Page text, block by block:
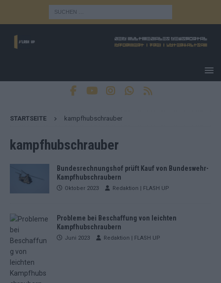
STARTSEITE kampfhubschrauber
kampfhubschrauber
Bundesrechnungshof prüft Kauf von Bundeswehr-
Kampfhubschraubern
Oktober 2023 Redaktion | FLASH UP
Probleme bei Beschaffung von leichten
Kampfhubschraubern
Juni 2023 Redaktion | FLASH UP